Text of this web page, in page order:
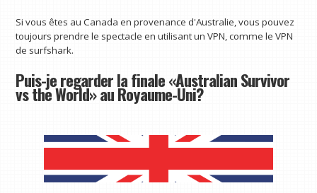
Si vous êtes au Canada en provenance d'Australie, vous pouvez
toujours prendre le spectacle en utilisant un VPN, comme le VPN
de surfshark.
Puis-je regarder la finale «Australian Survivor
vs the World» au Royaume-Uni?